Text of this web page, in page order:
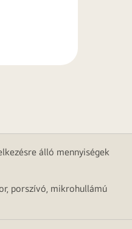
álló mennyiségek
porszívó, mikrohullámú